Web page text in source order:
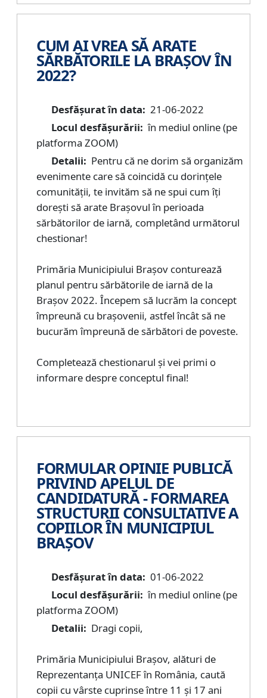
CUM AI VREA SĂ ARATE
SĂRBĂTORILE LA BRAȘOV ÎN
2022?
Desfășurat în data: 21-06-2022
Locul desfășurării: în mediul online (pe
platforma ZOOM)
Detalii: Pentru că ne dorim să organizăm
evenimente care să coincidă cu dorințele
comunității, te invităm să ne spui cum îți
dorești să arate Brașovul în perioada
sărbătorilor de iarnă, completând următorul
chestionar!
Primăria Municipiului Brașov conturează
planul pentru sărbătorile de iarnă de la
Brașov 2022. Începem să lucrăm la concept
împreună cu brașovenii, astfel încât să ne
bucurăm împreună de sărbători de poveste.
Completează chestionarul și vei primi o
informare despre conceptul final!
FORMULAR OPINIE PUBLICĂ
PRIVIND APELUL DE
CANDIDATURĂ - FORMAREA
STRUCTURII CONSULTATIVE A
COPIILOR ÎN MUNICIPIUL
BRAȘOV
Desfășurat în data: 01-06-2022
Locul desfășurării: în mediul online (pe
platforma ZOOM)
Detalii: Dragi copii,
Primăria Municipiului Brașov, alături de
Reprezentanța UNICEF în România, caută
copii cu vârste cuprinse între 11 și 17 ani